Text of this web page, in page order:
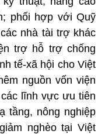
phối hợp với Quỹ
nhà tài trợ khác
trợ hỗ trợ chống
tế-xã hội cho Việt
nguồn vốn viện
lĩnh vực ưu tiên
tầng, nông nghiệp
nghèo tại Việt